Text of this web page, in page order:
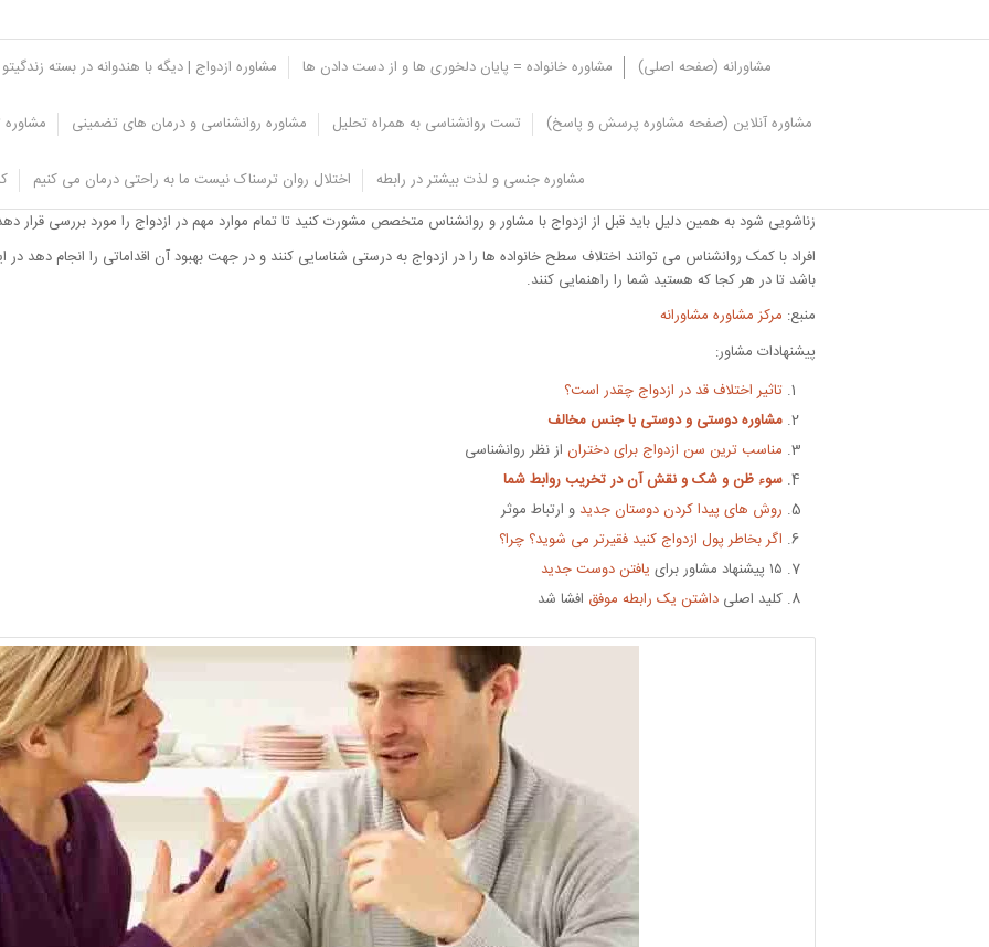
مشاورانه (صفحه اصلی) مشاوره خانواده = پایان دلخوری ها و از دست دادن ها مشاوره ازدواج | دیگه با هندوانه در بسته
مشاوره آنلاین (صفحه مشاوره پرسش و پاسخ) تست روانشناسی به همراه تحلیل مشاوره روانشناسی و درمان های تضمینی
مشاوره جنسی و لذت بیشتر در رابطه اختلال روان ترسناک نیست ما به راحتی درمان می کنیم
بر اساس مطالبی که بیان شد تناسب خانواده ها در امر ازدواج از اهمیت بسیاری برخوردار می باشد به طوری که می تواند زمینه ساز زندگی
زناشویی شود به همین دلیل باید قبل از ازدواج با مشاور و روانشناس متخصص مشورت کنید تا تمام موارد مهم در ازدواج را مورد بررسی قرار
افراد با کمک روانشناس می توانند اختلاف سطح خانواده ها را در ازدواج به درستی شناسایی کنند و در جهت بهبود آن اقداماتی را انجام دهد
باشد تا در هر کجا که هستید شما را راهنمایی کنند.
منبع: مرکز مشاوره مشاورانه
پیشنهادات مشاور:
تاثیر اختلاف قد در ازدواج چقدر است؟
مشاوره دوستی ودوستی با جنس مخالف
مناسب ترین سن ازدواج برای دختران از نظر روانشناسی
سوء ظن و شکو نقش آن در تخریب روابط شما
روش های پیدا کردن دوستان جدید و ارتباط موثر
اگر بخاطر پول ازدواج کنید فقیرتر می شوید؟ چرا؟
۱۵ پیشنهاد مشاور برای
یافتن دوست جدید
کلید اصلی داشتن یک رابطه موفق افشا شد